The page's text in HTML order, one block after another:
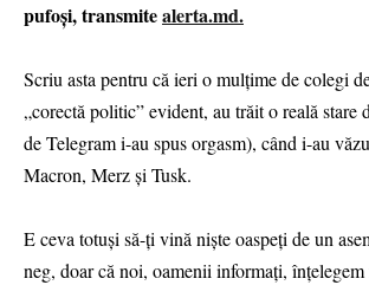
pufoși, transmitealerta.md.
Scriu asta pentru că ieri o mulțime de colegi
„corectă politic” evident, au trăit o reală stare
de Telegram i-au spus orgasm), când i-au
Macron, Merz și Tusk.
E ceva totuși să-ți vină niște oaspeți de un
neg, doar că noi, oamenii informați, înțelegem